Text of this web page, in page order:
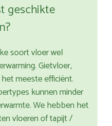
geschikte
soort vloer wel
Gietvloer,
meeste efficiënt.
kunnen minder
We hebben het
vloeren of tapijt /